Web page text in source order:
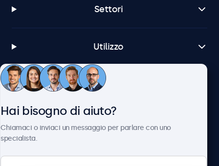
Settori
Utilizzo
Servizio Clienti
Hai bisogno di aiuto?
Chiamaci o inviaci un messaggio per parlare con uno
specialista.